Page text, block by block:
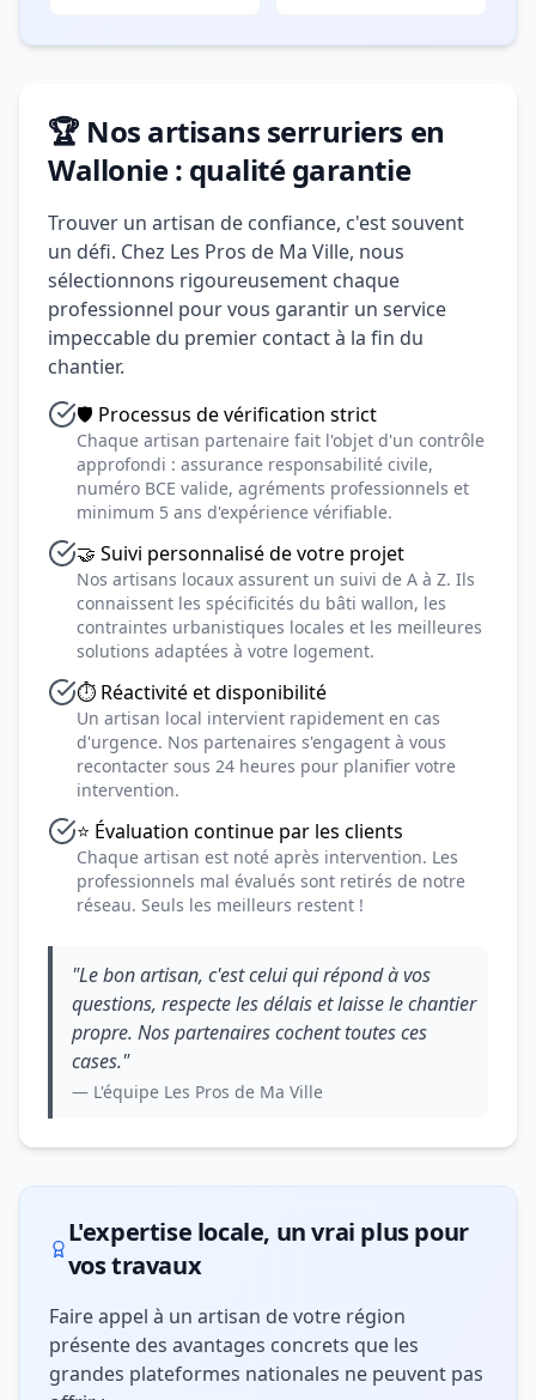
🏆 Nos artisans serruriers en
Wallonie : qualité garantie
Trouver un artisan de confiance, c'est souvent
un défi. Chez Les Pros de Ma Ville, nous
sélectionnons rigoureusement chaque
professionnel pour vous garantir un service
impeccable du premier contact à la fin du
chantier.
🛡️ Processus de vérification strict
Chaque artisan partenaire fait l'objet d'un contrôle
approfondi : assurance responsabilité civile,
numéro BCE valide, agréments professionnels et
minimum 5 ans d'expérience vérifiable.
🤝 Suivi personnalisé de votre projet
Nos artisans locaux assurent un suivi de A à Z. Ils
connaissent les spécificités du bâti wallon, les
contraintes urbanistiques locales et les meilleures
solutions adaptées à votre logement.
⏱️ Réactivité et disponibilité
Un artisan local intervient rapidement en cas
d'urgence. Nos partenaires s'engagent à vous
recontacter sous 24 heures pour planifier votre
intervention.
⭐ Évaluation continue par les clients
Chaque artisan est noté après intervention. Les
professionnels mal évalués sont retirés de notre
réseau. Seuls les meilleurs restent !
"Le bon artisan, c'est celui qui répond à vos
questions, respecte les délais et laisse le chantier
propre. Nos partenaires cochent toutes ces
cases."
— L'équipe Les Pros de Ma Ville
L'expertise locale, un vrai plus pour
vos travaux
Faire appel à un artisan de votre région
présente des avantages concrets que les
grandes plateformes nationales ne peuvent pas